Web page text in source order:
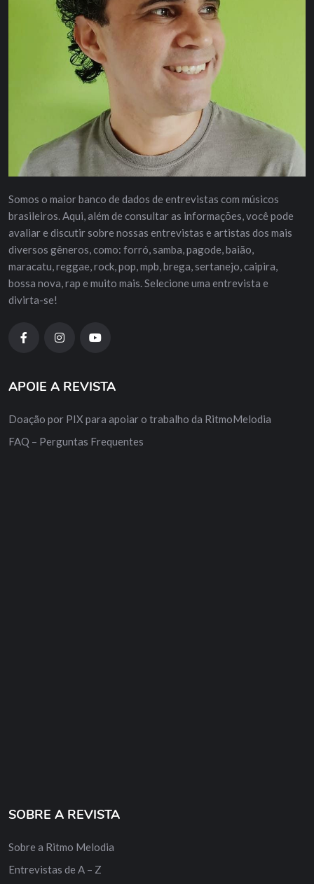
Somos o maior banco de dados de entrevistas com músicos
brasileiros. Aqui, além de consultar as informações, você pode
avaliar e discutir sobre nossas entrevistas e artistas dos mais
diversos gêneros, como: forró, samba, pagode, baião,
maracatu, reggae, rock, pop, mpb, brega, sertanejo, caipira,
bossa nova, rap e muito mais. Selecione uma entrevista e
divirta-se!
APOIE A REVISTA
Doação por PIX para apoiar o trabalho da RitmoMelodia
FAQ – Perguntas Frequentes
SOBRE A REVISTA
Sobre a Ritmo Melodia
Entrevistas de A – Z